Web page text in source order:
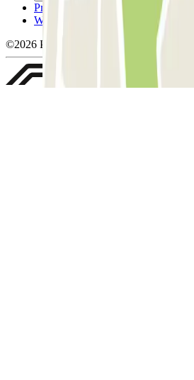
Privacybeleid
Whistleblowing
©2026 Parclick. All rights reserved